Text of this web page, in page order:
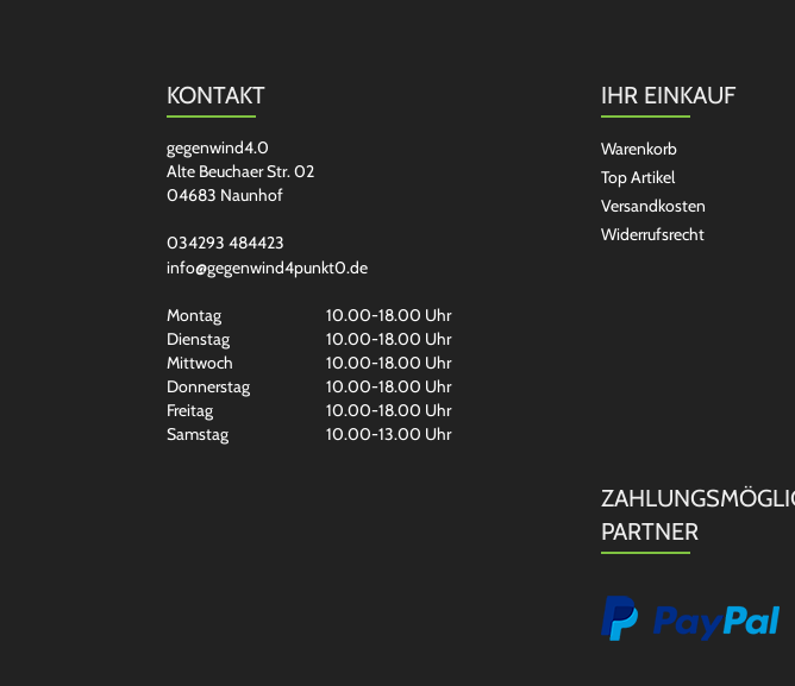
KONTAKT
gegenwind4.0
Alte Beuchaer Str. 02
04683 Naunhof
034293 484423
info@gegenwind4punkt0.de
Montag
10.00-18.00 Uhr
Dienstag
10.00-18.00 Uhr
Mittwoch
10.00-18.00 Uhr
Donnerstag
10.00-18.00 Uhr
Freitag
10.00-18.00 Uhr
Samstag
10.00-13.00 Uhr
IHR EINKAUF
Warenkorb
Top Artikel
Versandkosten
Widerrufsrecht
PARTNER